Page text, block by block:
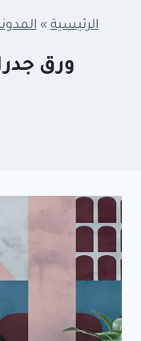
الرئيسية»
ورق